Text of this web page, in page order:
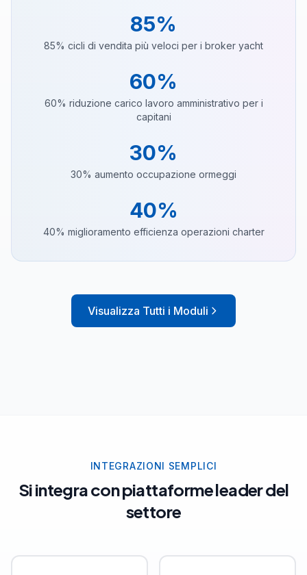
85%
85% cicli di vendita più veloci per i broker yacht
60%
60% riduzione carico lavoro amministrativo per i
capitani
30%
30% aumento occupazione ormeggi
40%
40% miglioramento efficienza operazioni charter
Visualizza Tutti i Moduli
INTEGRAZIONI SEMPLICI
Si integra con piattaforme leader del
settore